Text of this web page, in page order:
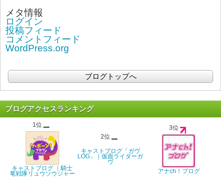
メタ情報
ログイン
投稿フィード
コメントフィード
WordPress.org
ブログトップへ
ブログアクセスランキング
1位
キャストブログ ｜騎士
竜戦隊リュウソウジャー
2位
キャストブログ「ガヴ
LOG」｜仮面ライダーガ
ヴ
3位
アナch！ブログ